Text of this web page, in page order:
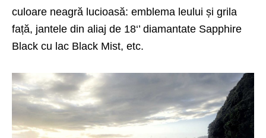
culoare neagră lucioasă: emblema leului și grila
față, jantele din aliaj de 18‘’ diamantate Sapphire
Black cu lac Black Mist, etc.